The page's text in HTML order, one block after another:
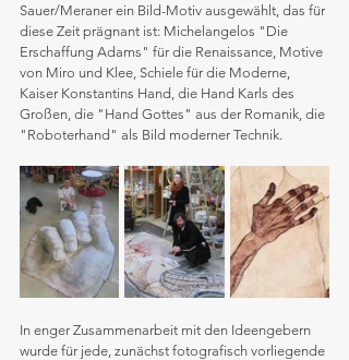
Sauer/Meraner ein Bild-Motiv ausgewählt, das für
diese Zeit prägnant ist: Michelangelos "Die
Erschaffung Adams" für die Renaissance, Motive
von Miro und Klee, Schiele für die Moderne,
Kaiser Konstantins Hand, die Hand Karls des
Großen, die "Hand Gottes" aus der Romanik, die
"Roboterhand" als Bild moderner Technik.
In enger Zusammenarbeit mit den Ideengebern
wurde für jede, zunächst fotografisch vorliegende